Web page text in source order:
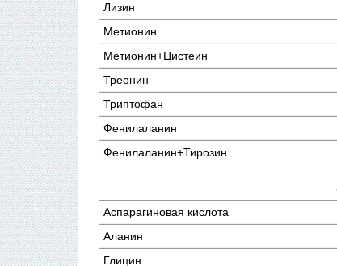
Лизин
Метионин
Метионин+Цистеин
Треонин
Триптофан
Фенилаланин
Фенилаланин+Тирозин
Аспарагиновая кислота
Аланин
Глицин